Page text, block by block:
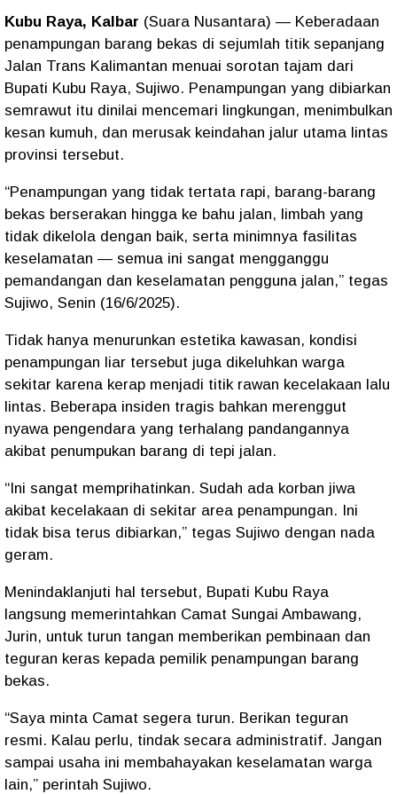
Kubu Raya, Kalbar (Suara Nusantara) — Keberadaan
penampungan barang bekas di sejumlah titik sepanjang
Jalan Trans Kalimantan menuai sorotan tajam dari
Bupati Kubu Raya, Sujiwo. Penampungan yang dibiarkan
semrawut itu dinilai mencemari lingkungan, menimbulkan
kesan kumuh, dan merusak keindahan jalur utama lintas
provinsi tersebut.
“Penampungan yang tidak tertata rapi, barang-barang
bekas berserakan hingga ke bahu jalan, limbah yang
tidak dikelola dengan baik, serta minimnya fasilitas
keselamatan — semua ini sangat mengganggu
pemandangan dan keselamatan pengguna jalan,” tegas
Sujiwo, Senin (16/6/2025).
Tidak hanya menurunkan estetika kawasan, kondisi
penampungan liar tersebut juga dikeluhkan warga
sekitar karena kerap menjadi titik rawan kecelakaan lalu
lintas. Beberapa insiden tragis bahkan merenggut
nyawa pengendara yang terhalang pandangannya
akibat penumpukan barang di tepi jalan.
“Ini sangat memprihatinkan. Sudah ada korban jiwa
akibat kecelakaan di sekitar area penampungan. Ini
tidak bisa terus dibiarkan,” tegas Sujiwo dengan nada
geram.
Menindaklanjuti hal tersebut, Bupati Kubu Raya
langsung memerintahkan Camat Sungai Ambawang,
Jurin, untuk turun tangan memberikan pembinaan dan
teguran keras kepada pemilik penampungan barang
bekas.
“Saya minta Camat segera turun. Berikan teguran
resmi. Kalau perlu, tindak secara administratif. Jangan
sampai usaha ini membahayakan keselamatan warga
lain,” perintah Sujiwo.